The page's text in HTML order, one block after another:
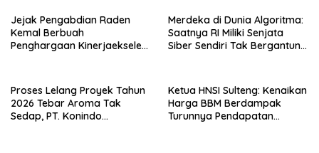
Jejak Pengabdian Raden
Kemal Berbuah
Penghargaan Kinerjaekselen
Merdeka di Dunia Algoritma:
Saatnya RI Miliki Senjata
Siber Sendiri Tak Bergantung
Proses Lelang Proyek Tahun
2026 Tebar Aroma Tak
Sedap, PT. Konindo
Ketua HNSI Sulteng: Kenaikan
Harga BBM Berdampak
Turunnya Pendapatan